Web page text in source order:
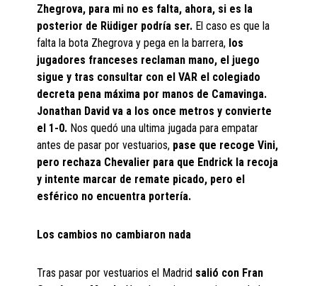
Zhegrova, para mi no es falta, ahora, si es la
posterior de Rüdiger podría ser. El caso es que la
falta la bota Zhegrova y pega en la barrera, los
jugadores franceses reclaman mano, el juego
sigue y tras consultar con el VAR el colegiado
decreta pena máxima por manos de Camavinga.
Jonathan David va a los once metros y convierte
el 1-0. Nos quedó una ultima jugada para empatar
antes de pasar por vestuarios, pase que recoge Vini,
pero rechaza Chevalier para que Endrick la recoja
y intente marcar de remate picado, pero el
esférico no encuentra portería.
Los cambios no cambiaron nada
Tras pasar por vestuarios el Madrid salió con Fran